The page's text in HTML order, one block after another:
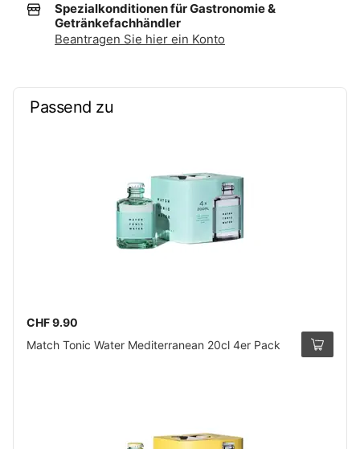
Spezialkonditionen für Gastronomie &
Getränkefachhändler
Beantragen Sie hier ein Konto
Passend zu
CHF 9.90
Match Tonic Water Mediterranean 20cl 4er Pack